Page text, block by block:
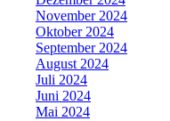
November 2024
Oktober 2024
September 2024
August 2024
Juli 2024
Juni 2024
Mai 2024